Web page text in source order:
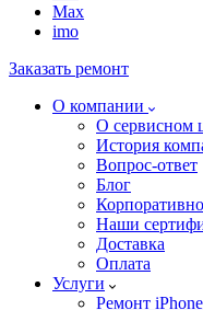
Max
imo
Заказать ремонт
О компании
О сервисном
История
Вопрос-ответ
Блог
Наши
Доставка
Оплата
Услуги
Ремонт iPhone